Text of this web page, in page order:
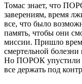
Томас знает, что
заверениям, время
все, что было
память, чтобы они
миссии. Пришло
смертельной
Но ПОРОК упустили
все держать под